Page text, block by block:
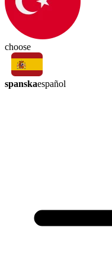
choose
spanskaespañol